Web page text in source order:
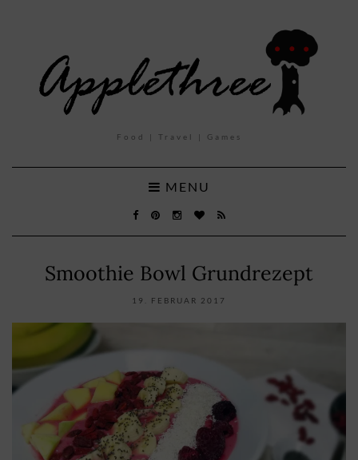
Food | Travel | Games
MENU
Smoothie Bowl Grundrezept
19. FEBRUAR 2017